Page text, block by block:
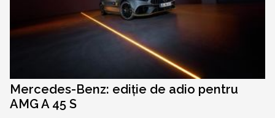
Mercedes-Benz: ediție de adio pentru
AMG A 45 S